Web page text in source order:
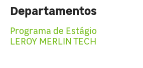
Departamentos
Programa de Estágio
LEROY MERLIN TECH